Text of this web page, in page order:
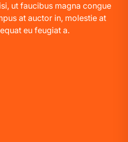
ut faucibus magna congue
at auctor in, molestie at
eu feugiat a.